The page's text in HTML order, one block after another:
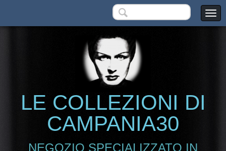
LE COLLEZIONI DI
CAMPANIA30
NEGOZIO SPECIALIZZATO IN